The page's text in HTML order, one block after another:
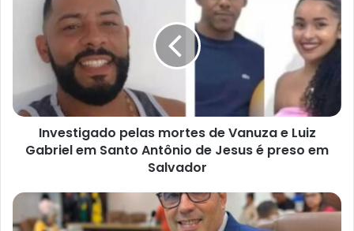
mortes
Vanuza
Gabriel
em
Santo
Antônio
é
preso
Investigado pelas mortes de Vanuza e Luiz
Gabriel em Santo Antônio de Jesus é preso em
Salvador
Cruz
das